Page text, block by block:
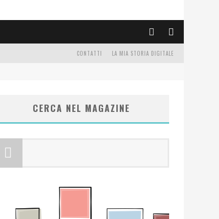
LA MIA STORIA DIGITALE
CONTATTI
CERCA NEL MAGAZINE